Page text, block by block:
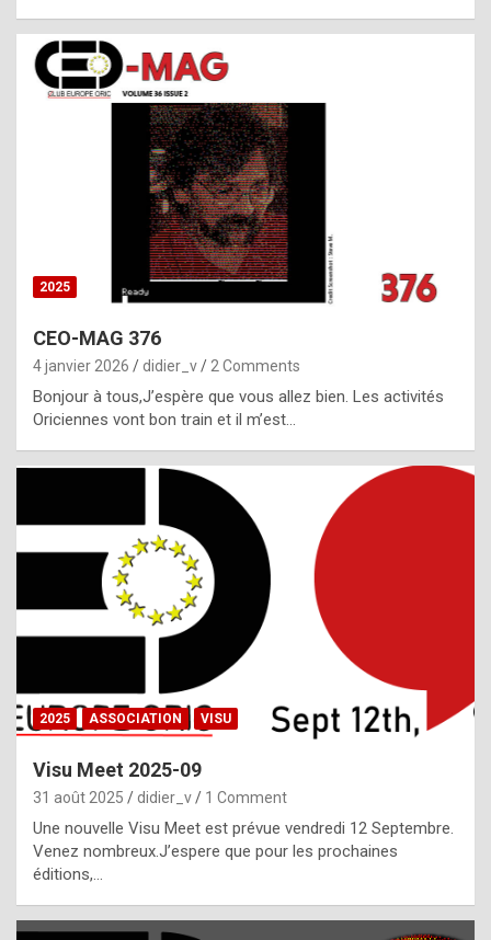
c
h
i
s
t
o
r
p
e
c
i
l
,
g
h
t
f
2025
CEO-MAG 376
4 janvier 2026 didier_v 2 Comments
Bonjour à tous,J’espère que vous allez bien. Les activités
Oriciennes vont bon train et il m’est…
2025 ASSOCIATION VISU
Visu Meet 2025-09
31 août 2025 didier_v 1 Comment
Une nouvelle Visu Meet est prévue vendredi 12 Septembre.
Venez nombreux.J’espere que pour les prochaines
éditions,…